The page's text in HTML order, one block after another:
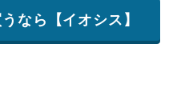
なら【イオシス】